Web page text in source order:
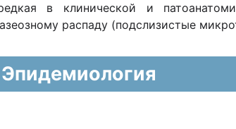
в клинической и
распаду (подслизистые
Эпидемиология